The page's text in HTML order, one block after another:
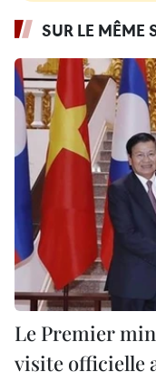
SUR LE MÊME
Le Premier
visite officielle